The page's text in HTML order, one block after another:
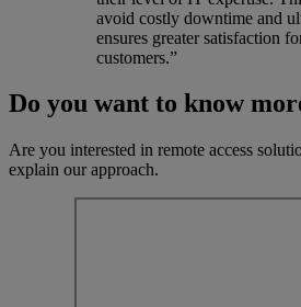
avoid costly downtime and
ensures greater satisfaction
customers.”
Do you want to know
Are you interested in remote access
explain our approach.